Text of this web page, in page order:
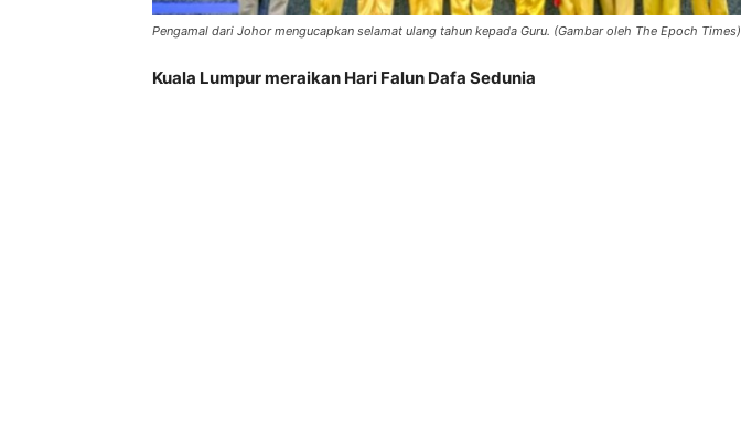
Pengamal dari Johor mengucapkan selamat ulang tahun kepada Guru. (Gambar oleh The Epoch Times)
Kuala Lumpur meraikan Hari Falun Dafa Sedunia